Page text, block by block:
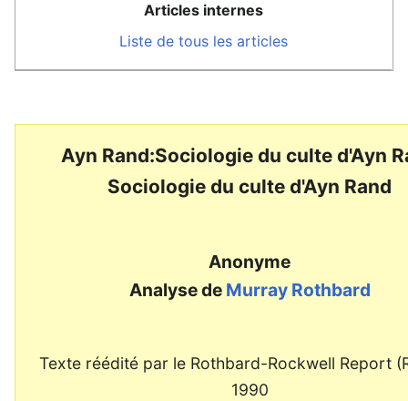
Articles internes
Liste de tous les articles
Ayn Rand:Sociologie du culte d'Ayn
Sociologie du culte d'Ayn Rand
Anonyme
Analyse de Murray Rothbard
Texte réédité par le Rothbard-Rockwell Report
1990